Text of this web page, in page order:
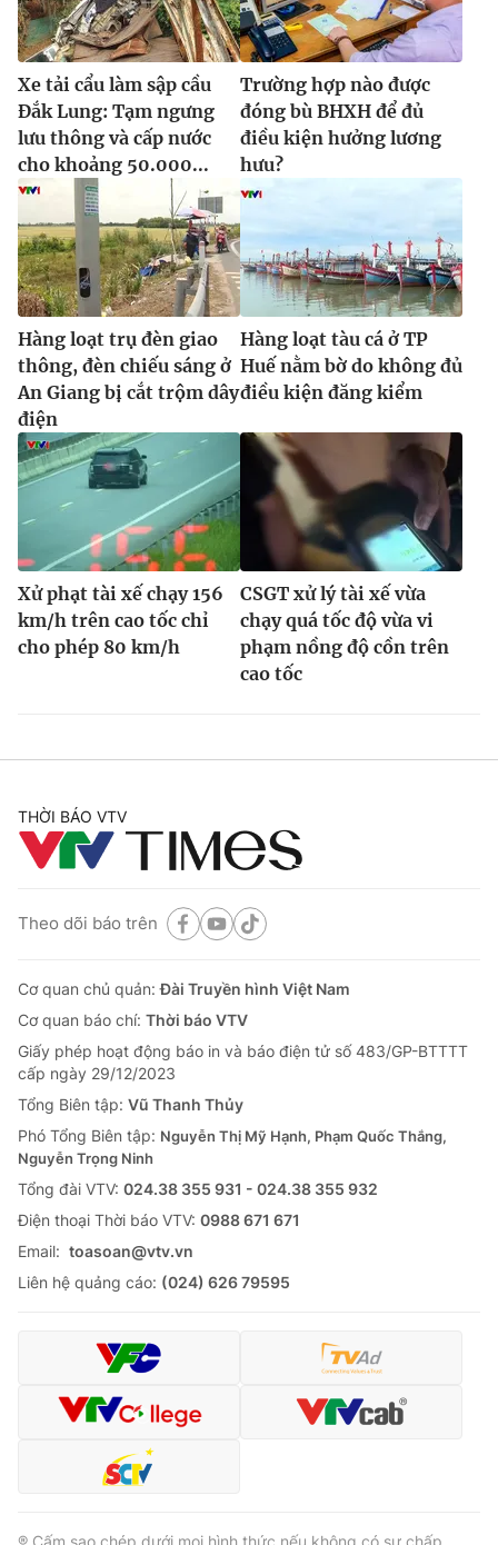
Xe tải cẩu làm sập cầu
Đắk Lung: Tạm ngưng
lưu thông và cấp nước
cho khoảng 50.000...
Trường hợp nào được
đóng bù BHXH để đủ
điều kiện hưởng lương
hưu?
Hàng loạt trụ đèn giao
thông, đèn chiếu sáng ở
An Giang bị cắt trộm dây
điện
Hàng loạt tàu cá ở TP
Huế nằm bờ do không đủ
điều kiện đăng kiểm
Xử phạt tài xế chạy 156
km/h trên cao tốc chỉ
cho phép 80 km/h
CSGT xử lý tài xế vừa
chạy quá tốc độ vừa vi
phạm nồng độ cồn trên
cao tốc
THỜI BÁO VTV
Theo dõi báo trên
Cơ quan chủ quản:Đài Truyền hình Việt Nam
Cơ quan báo chí: Thời báo VTV
Giấy phép hoạt động báo in và báo điện tử số 483/GP-BTTTT
cấp ngày 29/12/2023
Tổng Biên tập: Vũ Thanh Thủy
Phó Tổng Biên tập: Nguyễn Thị Mỹ Hạnh, Phạm Quốc Thắng,
Nguyễn Trọng Ninh
Tổng đài VTV: 024.38 355 931 - 024.38 355 932
Ðiện thoại Thời báo VTV: 0988 671 671
Email: toasoan@vtv.vn
Liên hệ quảng cáo: (024) 626 79595
® Cấm sao chép dưới mọi hình thức nếu không có sự chấp